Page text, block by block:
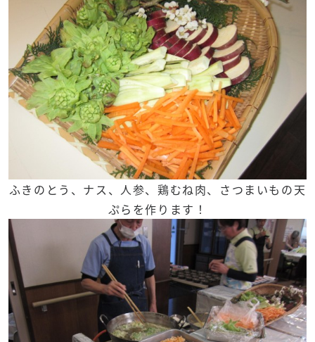
ふきのとう、ナス、人参、鶏むね肉、さつまいもの天
ぷらを作ります！